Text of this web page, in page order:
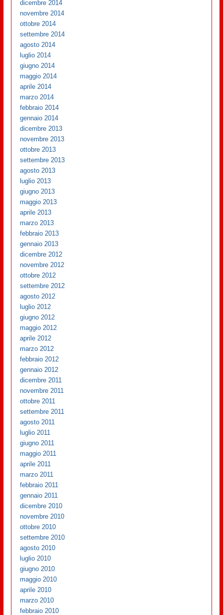
dicembre 2014
novembre 2014
ottobre 2014
settembre 2014
agosto 2014
luglio 2014
giugno 2014
maggio 2014
aprile 2014
marzo 2014
febbraio 2014
gennaio 2014
dicembre 2013
novembre 2013
ottobre 2013
settembre 2013
agosto 2013
luglio 2013
giugno 2013
maggio 2013
aprile 2013
marzo 2013
febbraio 2013
gennaio 2013
dicembre 2012
novembre 2012
ottobre 2012
settembre 2012
agosto 2012
luglio 2012
giugno 2012
maggio 2012
aprile 2012
marzo 2012
febbraio 2012
gennaio 2012
dicembre 2011
novembre 2011
ottobre 2011
settembre 2011
agosto 2011
luglio 2011
giugno 2011
maggio 2011
aprile 2011
marzo 2011
febbraio 2011
gennaio 2011
dicembre 2010
novembre 2010
ottobre 2010
settembre 2010
agosto 2010
luglio 2010
giugno 2010
maggio 2010
aprile 2010
marzo 2010
febbraio 2010